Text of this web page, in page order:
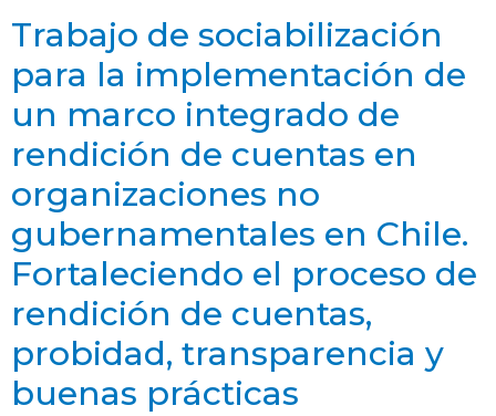
Trabajo de sociabilización
para la implementación de
un marco integrado de
rendición de cuentas en
organizaciones no
gubernamentales en Chile.
Fortaleciendo el proceso de
rendición de cuentas,
probidad, transparencia y
buenas prácticas